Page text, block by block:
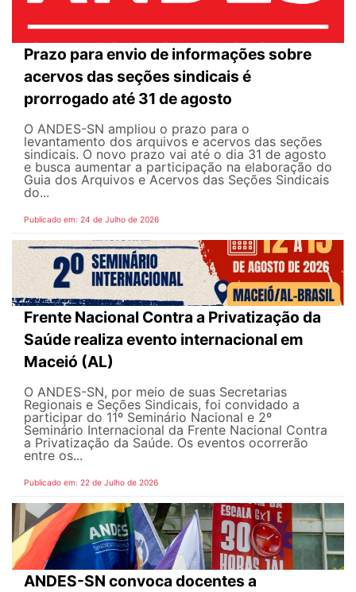
Prazo para envio de informações sobre
acervos das seções sindicais é
prorrogado até 31 de agosto
O ANDES-SN ampliou o prazo para o
levantamento dos arquivos e acervos das seções
sindicais. O novo prazo vai até o dia 31 de agosto
e busca aumentar a participação na elaboração do
Guia dos Arquivos e Acervos das Seções Sindicais
do...
Publicado em: 24 de Julho de 2026
Frente Nacional Contra a Privatização da
Saúde realiza evento internacional em
Maceió (AL)
O ANDES-SN, por meio de suas Secretarias
Regionais e Seções Sindicais, foi convidado a
participar do 11º Seminário Nacional e 2º
Seminário Internacional da Frente Nacional Contra
a Privatização da Saúde. Os eventos ocorrerão
entre os...
Publicado em: 22 de Julho de 2026
ANDES-SN convoca docentes a